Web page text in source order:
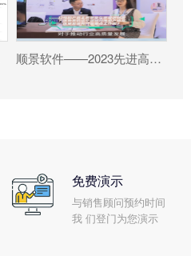
顺景软件——2023先进高分子材料产业高质量发展大会暨工程塑料产业创新大会
免费演示
与销售顾问预约时间
我 们登门为您演示